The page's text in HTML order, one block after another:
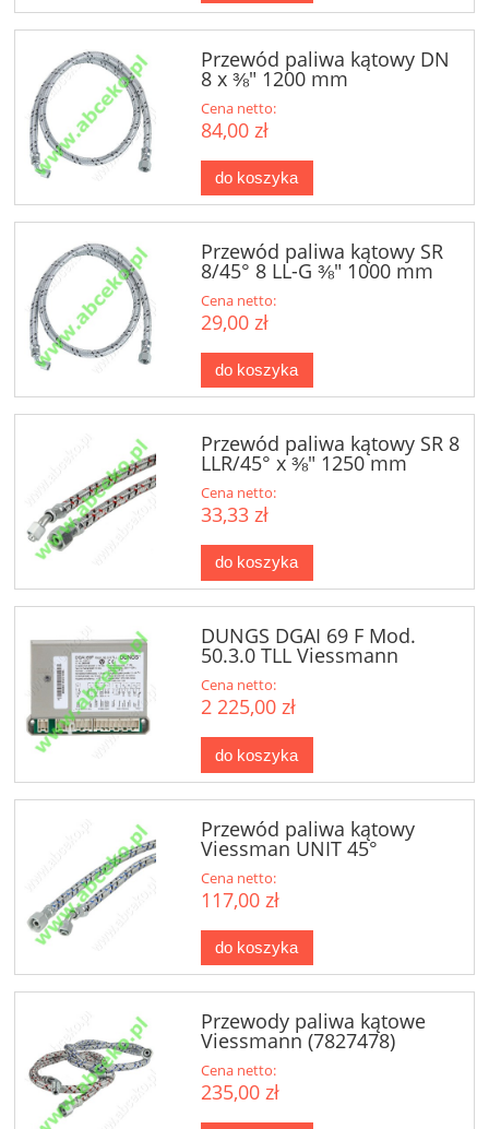
Przewód paliwa kątowy DN
8 x ⅜" 1200 mm
Cena netto:
84,00 zł
do koszyka
Przewód paliwa kątowy SR
8/45° 8 LL-G ⅜" 1000 mm
Cena netto:
29,00 zł
do koszyka
Przewód paliwa kątowy SR 8
LLR/45° x ⅜" 1250 mm
Cena netto:
33,33 zł
do koszyka
DUNGS DGAI 69 F Mod.
50.3.0 TLL Viessmann
Vitogas
Cena netto:
2 225,00 zł
do koszyka
Przewód paliwa kątowy
Viessman UNIT 45°
(7814876)
Cena netto:
117,00 zł
do koszyka
Przewody paliwa kątowe
Viessmann (7827478)
Cena netto:
235,00 zł